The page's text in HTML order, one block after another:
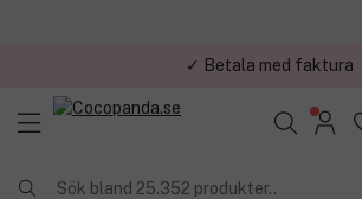
✓ Betala med faktura
Sök bland 25.352 produkter..